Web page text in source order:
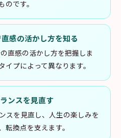
です。
感の活かし方を知る
直感の活かし方を把握しま
イプによって異なります。
ンスを見直す
スを見直し、人生の楽しみを
換点を支えます。